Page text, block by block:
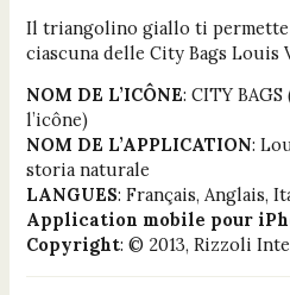
Il triangolino giallo ti
ciascuna delle City Bags Louis
NOM DE L’ICÔNE: CITY
l’icône)
NOM DE L’APPLICATION:
storia naturale
LANGUES: Français, Anglais,
Application mobile pour
Copyright: © 2013, Rizzoli